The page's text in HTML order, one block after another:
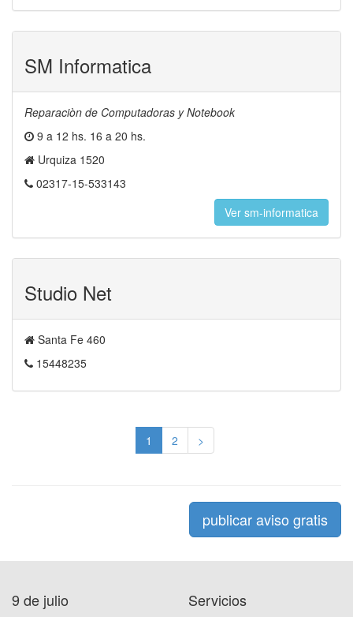
SM Informatica
Reparaciòn de Computadoras y Notebook
9 a 12 hs. 16 a 20 hs.
Urquiza 1520
02317-15-533143
Ver sm-informatica
Studio Net
Santa Fe 460
15448235
1 2 >
publicar aviso gratis
9 de julio Servicios